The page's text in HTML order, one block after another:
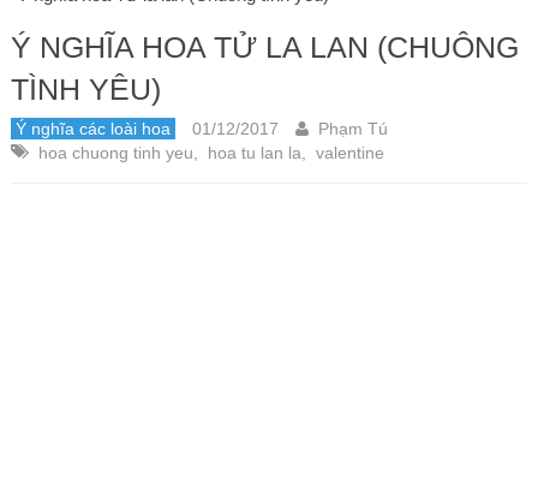
Ý NGHĨA HOA TỬ LA LAN (CHUÔNG
TÌNH YÊU)
Ý nghĩa các loài hoa 01/12/2017
Phạm Tú
hoa chuong tinh yeu
hoa tu lan la valentine